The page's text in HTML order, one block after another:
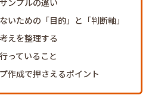
ンプルの違い
いための「目的」と「判断軸」
えを整理する
っていること
作成で押さえるポイント